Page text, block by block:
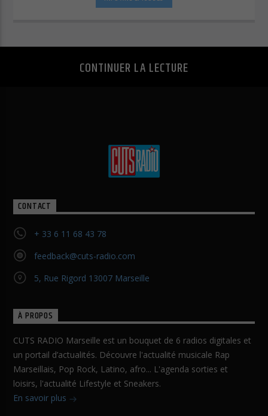
CONTINUER LA LECTURE
CONTACT
+ 33 6 11 68 43 78
feedback@cuts-radio.com
5, Rue Rigord 13007 Marseille
À PROPOS
CUTS RADIO Marseille est un bouquet de 6 radios digitales et
un portail d’actualités. Découvre l'actualité musicale Rap
Marseillais, Pop Rock, Latino, afro... L'agenda sorties et
loisirs, l'actualité Lifestyle et Sneakers.
En savoir plus
Afficher les informations du cookie